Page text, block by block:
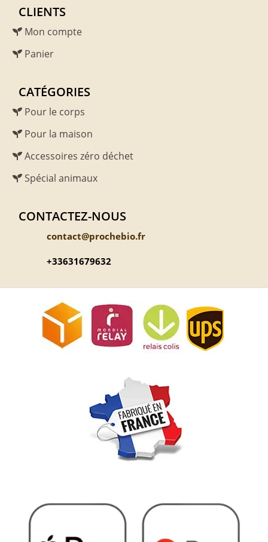
CLIENTS
Mon compte
Panier
CATÉGORIES
Pour le corps
Pour la maison
Accessoires zéro déchet
Spécial animaux
CONTACTEZ-NOUS
contact@prochebio.fr
+33631679632